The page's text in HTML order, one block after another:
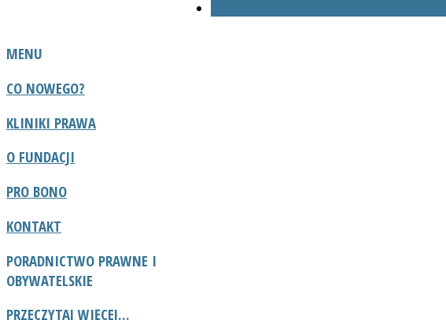
MENU
CO NOWEGO?
KLINIKI PRAWA
O FUNDACJI
PRO BONO
KONTAKT
PORADNICTWO PRAWNE I
OBYWATELSKIE
PRZECZYTAJ WIĘCEJ...